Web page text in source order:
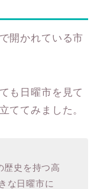
開かれている市
も日曜市を見て
ててみました。
歴史を持つ高
な日曜市に